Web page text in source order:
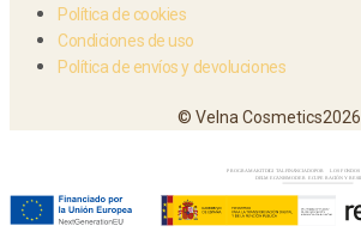
Política de cookies
Condiciones de uso
Política de envíos y devoluciones
© Velna Cosmetics2026